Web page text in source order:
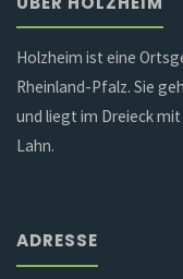
Holzheim ist eine
Rheinland-Pfalz. Sie
und liegt im Dreieck
Lahn.
ADRESSE